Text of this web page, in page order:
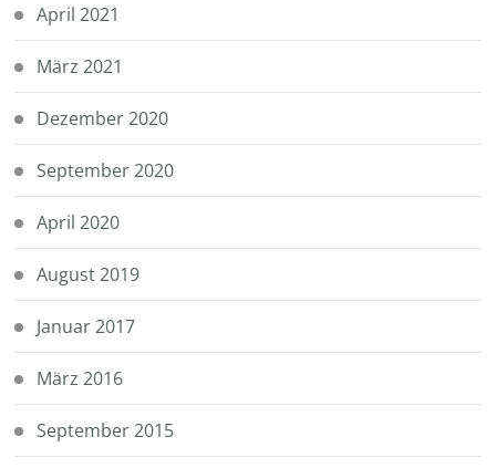
April 2021
März 2021
Dezember 2020
September 2020
April 2020
August 2019
Januar 2017
März 2016
September 2015